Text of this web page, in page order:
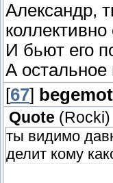
Александр,
коллективно
И бьют его
А остальное
[67] begemot
Quote ( Rocki)
ты видимо
делит кому